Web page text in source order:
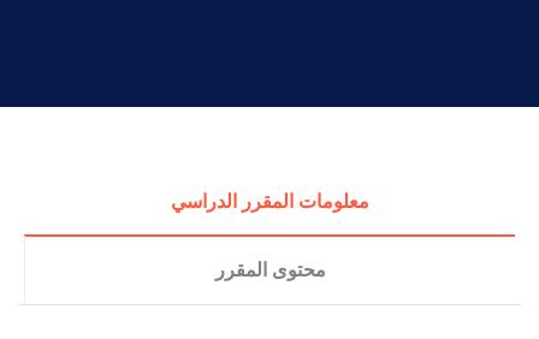
معلومات المقرر الدراسي
محتوى المقرر